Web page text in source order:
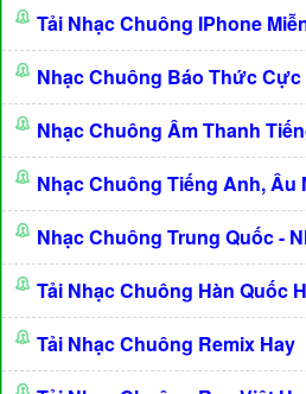
Tải Nhạc Chuông IPhone
Nhạc Chuông Báo Thức Cực
Nhạc Chuông Âm Thanh
Nhạc Chuông Tiếng Anh, Âu
Nhạc Chuông Trung Quốc -
Tải Nhạc Chuông Hàn Quốc
Tải Nhạc Chuông Remix Hay